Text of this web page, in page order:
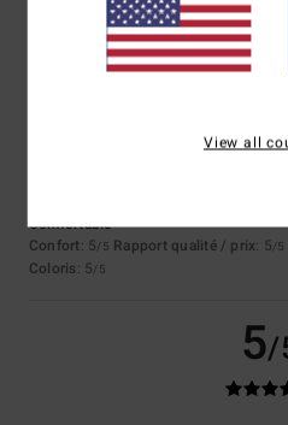
Je recommande ce produit
5
Comfortable
Confort: 5/5 Rapport qualité / prix: 5/5
Coloris: 5/5
5/
View all